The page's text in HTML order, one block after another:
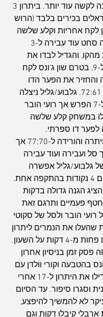
ועם 2 ישראלים בכירים בלבד (הרוש
לקח אחריות וקלע שלשה
מהקו, והגדיל לבדו את
היתרון החולוני ל-9, בטרם שון ג'ונס לקח
והחזיר את הפער הדו
ספרתי החולוני, 72:61. גלבוע/גליל ניצלה
זאת כדי לצמק ל-7 הפרש אך רועי הובר
במשחק קלע שלשה
לפער דו ספרתי.
גלבוע/גליל לא ויתרה והורידה ל-77:70 אך
סל ועבירה ועוד עבירה
גלבוע/גליל אפשרה
לחולוניה להשלים 4 נקודות בהתקפה אחת.
הציג הגנה גדולה בדקות
פעמיים ותרגם זאת
רועי הובר ולסל של סקוטי
את הנמרים ליתרון
שיא - 84:70 עם פחות מ-4 דקות על השעון.
פסק זמן בניסיון אחרון
בהטבעה וקורי וולדן עם
נקודה מהקו הגדילו את היתרון ל-17 אחרי
חולונית וסגרו סיפור. עד הסיום
לא להמשיך להיפצע,
ארבלי קיבלו דקות וגם